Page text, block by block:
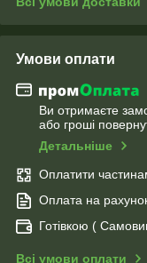
Умови оплати
Ви отримаєте
або гроші
Детальніше
Оплатити
Оплата на
Готівкою (
Всі умови оплати